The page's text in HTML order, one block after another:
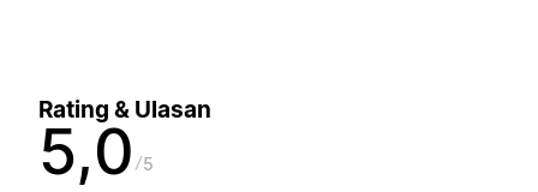
Rating & Ulasan
5,0 5